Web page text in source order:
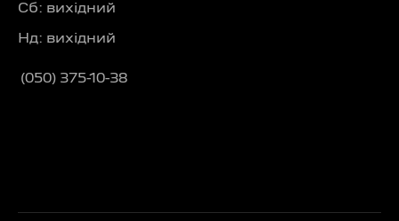
Сб: вихідний
Нд: вихідний
(050) 375-10-38